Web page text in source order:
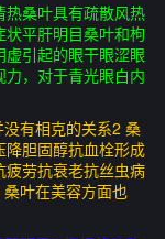
桑叶具有疏散风热
平肝明目桑叶和枸
引起的眼干眼涩眼
，对于青光眼白内
有相克的关系2 桑
降胆固醇抗血栓形成
劳抗衰老抗丝虫病
叶在美容方面也